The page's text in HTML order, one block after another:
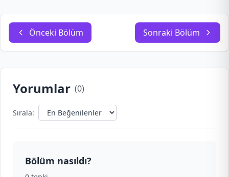
Önceki Bölüm Sonraki Bölüm
Yorumlar (0)
Sırala:
Bölüm nasıldı?